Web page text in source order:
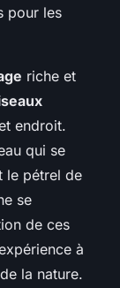
pour les
riche et
endroit.
qui se
le pétrel de
se
de ces
à
la nature.